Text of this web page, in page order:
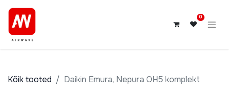
0
Kõik tooted Daikin Emura, Nepura OH5 komplekt